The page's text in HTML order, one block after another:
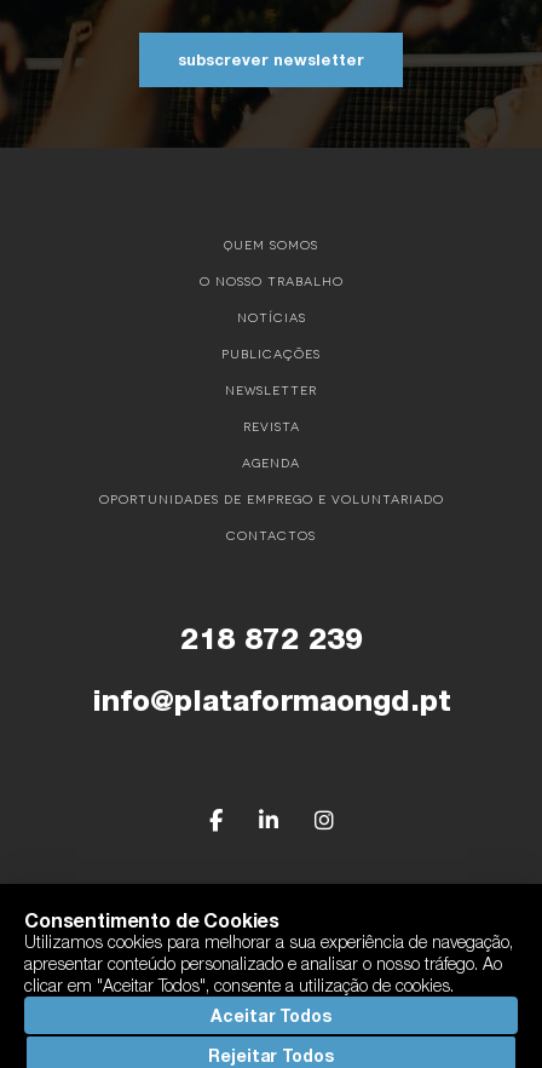
subscrever newsletter
QUEM SOMOS
O NOSSO TRABALHO
NOTÍCIAS
PUBLICAÇÕES
NEWSLETTER
REVISTA
AGENDA
OPORTUNIDADES DE EMPREGO E VOLUNTARIADO
CONTACTOS
218 872 239
info@plataformaongd.pt
Política de Privacidade
Com o apoio de Camões, I.P
Bybluesoft.pt
Consentimento de Cookies
Utilizamos cookies para melhorar a sua experiência de navegação,
apresentar conteúdo personalizado e analisar o nosso tráfego. Ao
clicar em "Aceitar Todos", consente a utilização de cookies.
Rejeitar Todos
Aceitar Todos